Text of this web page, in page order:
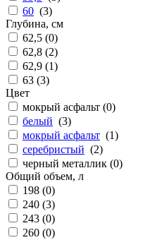
60 (3)
Глубина, см
62,5 (0)
62,8 (2)
62,9 (1)
63 (3)
Цвет
мокрый асфальт (0)
белый (3)
мокрый асфальт (1)
серебристый (2)
черный металлик (0)
Общий объем, л
198 (0)
240 (3)
243 (0)
260 (0)